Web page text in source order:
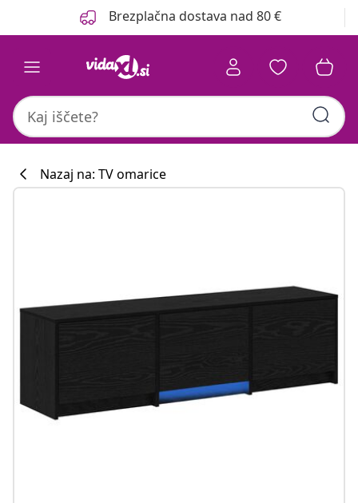
Brezplačna dostava nad 80 €
Nazaj na: TV omarice